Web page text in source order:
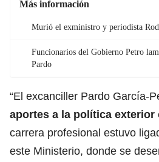
Más información
Murió el exministro y periodista
Funcionarios del Gobierno Petro
Pardo
“El excanciller Pardo García-
aportes a la política exterior
carrera profesional estuvo
este Ministerio, donde se